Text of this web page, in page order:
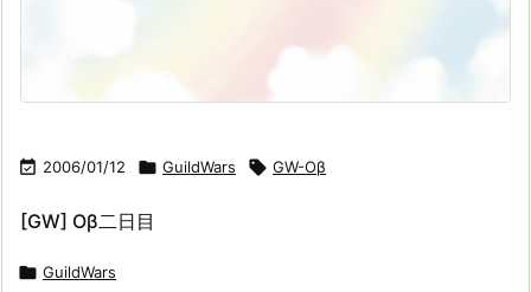
 2006/01/12  GuildWars  GW-Oβ
[GW] Oβ二日目
 GuildWars